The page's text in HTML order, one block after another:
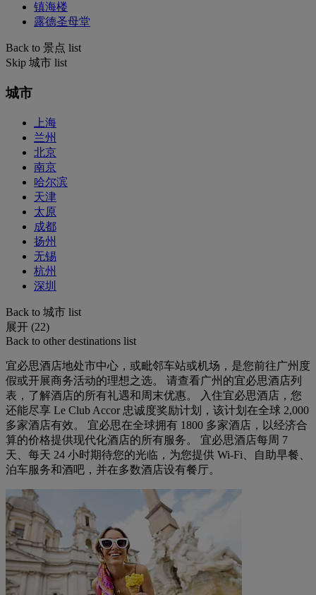
镇海楼
露德圣母堂
Back to 景点 list
Skip 城市 list
城市
上海
兰州
北京
南京
哈尔滨
天津
太原
成都
扬州
无锡
杭州
深圳
Back to 城市 list
展开 (22)
Back to other destinations list
宜必思酒店地处市中心，或毗邻车站或机场，是您前往广州度
假或开展商务活动的理想之选。 请查看广州的宜必思酒店列
表，了解酒店的所有礼遇和周末优惠。 入住宜必思酒店，您
还能尽享 Le Club Accor 忠诚度奖励计划，该计划在全球 2,000
多家酒店有效。 宜必思在全球拥有 1800 多家酒店，以经济合
算的价格提供现代化酒店的所有服务。 宜必思酒店每周 7
天、每天 24 小时期待您的光临，为您提供 Wi-Fi、自助早餐、
泊车服务和酒吧，并在多数酒店设有餐厅。